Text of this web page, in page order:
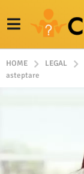
HOME LEGAL
asteptare